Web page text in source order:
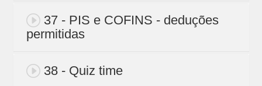
37 - PIS e COFINS - deduções
permitidas
38 - Quiz time